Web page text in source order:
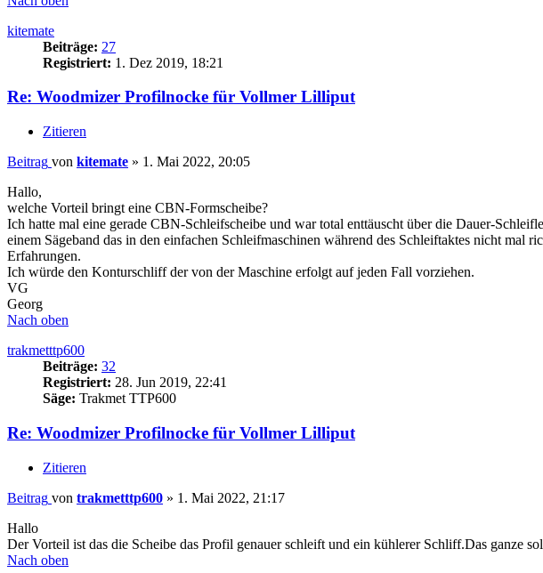
kitemate
Beiträge: 27
Registriert: 1. Dez 2019, 18:21
Re: Woodmizer Profilnocke für Vollmer Lilliput
Zitieren
Beitrag von kitemate » 1. Mai 2022, 20:05
Hallo,
welche Vorteil bringt eine CBN-Formscheibe?
Ich hatte mal eine gerade CBN-Schleifscheibe und war total enttäuscht über die Dauer-
einem Sägeband das in den einfachen Schleifmaschinen während des Schleiftaktes nicht
Erfahrungen.
Ich würde den Konturschliff der von der Maschine erfolgt auf jeden Fall vorziehen.
VG
Georg
Nach oben
trakmetttp600
Beiträge: 32
Registriert: 28. Jun 2019, 22:41
Säge: Trakmet TTP600
Re: Woodmizer Profilnocke für Vollmer Lilliput
Zitieren
Beitrag von trakmetttp600 » 1. Mai 2022, 21:17
Hallo
Der Vorteil ist das die Scheibe das Profil genauer schleift und ein kühlerer Schliff.Das ganze
Nach oben